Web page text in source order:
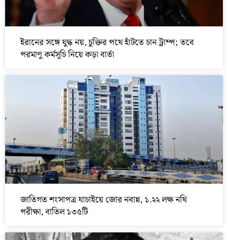
ইরানের সঙ্গে যুদ্ধ নয়, চুক্তির পথে হাঁটতে চান ট্রাম্প; তবে
পরমাণু কর্মসূচি নিয়ে কড়া বার্তা
জাতিগত শংসাপত্র যাচাইয়ে জোর নবান্ন, ১.২২ লক্ষ নথি
পরীক্ষা, বাতিল ১৩৫টি